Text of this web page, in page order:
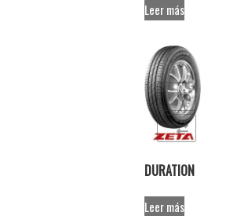
Leer más
DURATION
Leer más
Añadir a la lista de deseos